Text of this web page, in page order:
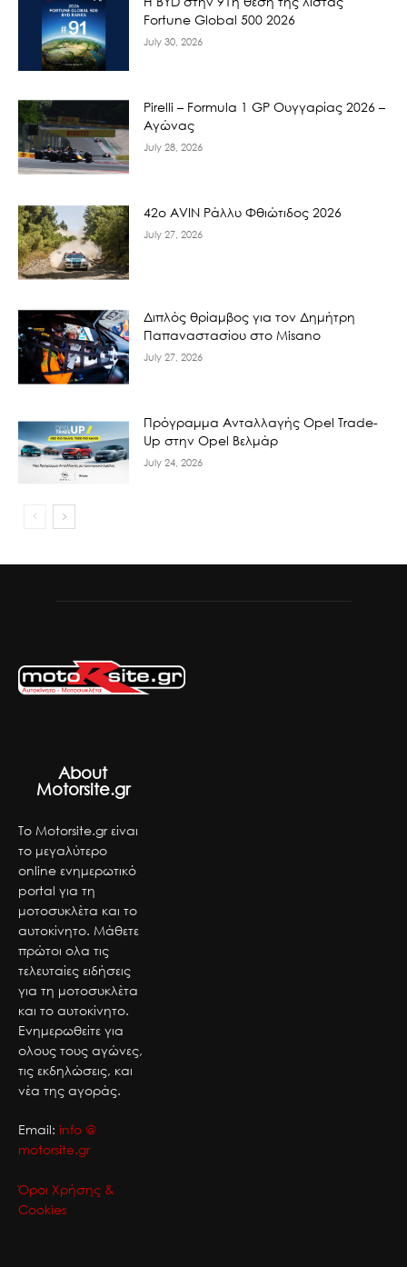
Fortune Global 500 2026
July 30, 2026
Pirelli – Formula 1 GP Ουγγαρίας 2026 –
Αγώνας
July 28, 2026
42ο AVIN Ράλλυ Φθιώτιδος 2026
July 27, 2026
Διπλός θρίαμβος για τον Δημήτρη
Παπαναστασίου στο Misano
July 27, 2026
Πρόγραμμα Ανταλλαγής Opel Trade-
Up στην Opel Βελμάρ
July 24, 2026
About
Motorsite.gr
Το Motorsite.gr είναι
το μεγαλύτερο
online ενημερωτικό
portal για τη
μοτοσυκλέτα και το
αυτοκίνητο. Μάθετε
πρώτοι ολα τις
τελευταίες ειδήσεις
για τη μοτοσυκλέτα
και το αυτοκίνητο.
Ενημερωθείτε για
ολους τους αγώνες,
τις εκδηλώσεις, και
νέα της αγοράς.
Email: info @
motorsite.gr
Όροι Χρήσης &
Cookies